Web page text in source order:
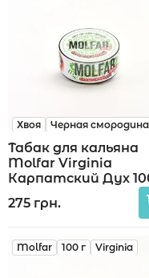
Хвоя Черная смородина
Табак для кальяна
Molfar Virginia
Карпатский Дух
275 грн.
Molfar 100 г Virginia